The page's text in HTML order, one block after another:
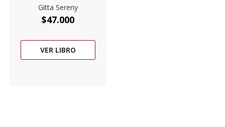
Gitta Sereny
$47.000
VER LIBRO